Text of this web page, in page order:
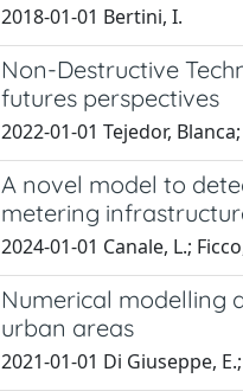
2018-01-01 Bertini, I.
Non-Destructive
futures perspectives
2022-01-01 Tejedor,
A novel model to
metering
2024-01-01 Canale, L.;
Numerical modelling
urban areas
2021-01-01 Di Giuseppe,